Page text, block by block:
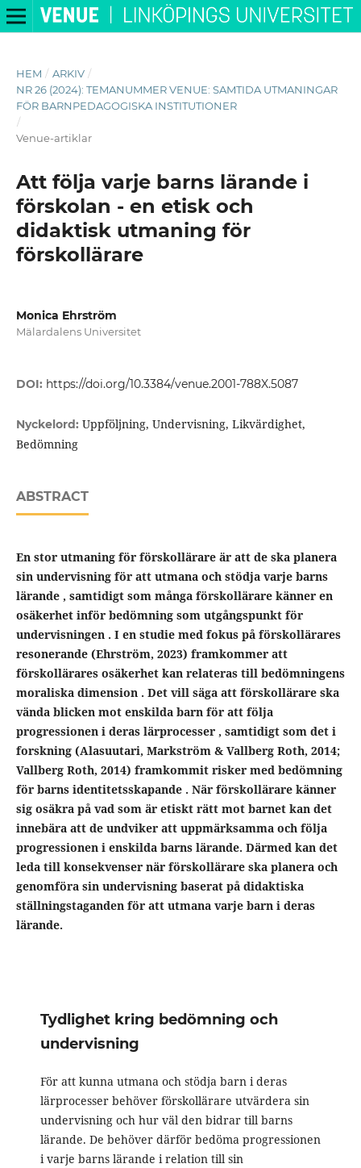
HEM / ARKIV /
NR 26 (2024): TEMANUMMER VENUE: SAMTIDA UTMANINGAR
FÖR BARNPEDAGOGISKA INSTITUTIONER
/
Venue-artiklar
Att följa varje barns lärande i
förskolan - en etisk och
didaktisk utmaning för
förskollärare
Monica Ehrström
Mälardalens Universitet
DOI: https://doi.org/10.3384/venue.2001-788X.5087
Nyckelord: Uppföljning, Undervisning, Likvärdighet,
Bedömning
ABSTRACT
En stor utmaning för förskollärare är att de ska planera
sin undervisning för att utmana och stödja varje barns
lärande , samtidigt som många förskollärare känner en
osäkerhet inför bedömning som utgångspunkt för
undervisningen . I en studie med fokus på förskollärares
resonerande (Ehrström, 2023) framkommer att
förskollärares osäkerhet kan relateras till bedömningens
moraliska dimension . Det vill säga att förskollärare ska
vända blicken mot enskilda barn för att följa
progressionen i deras lärprocesser , samtidigt som det i
forskning (Alasuutari, Markström & Vallberg Roth, 2014;
Vallberg Roth, 2014) framkommit risker med bedömning
för barns identitetsskapande . När förskollärare känner
sig osäkra på vad som är etiskt rätt mot barnet kan det
innebära att de undviker att uppmärksamma och följa
progressionen i enskilda barns lärande. Därmed kan det
leda till konsekvenser när förskollärare ska planera och
genomföra sin undervisning baserat på didaktiska
ställningstaganden för att utmana varje barn i deras
lärande.
Tydlighet kring bedömning och
undervisning
För att kunna utmana och stödja barn i deras
lärprocesser behöver förskollärare utvärdera sin
undervisning och hur väl den bidrar till barns
lärande. De behöver därför bedöma progressionen
i varje barns lärande i relation till sin